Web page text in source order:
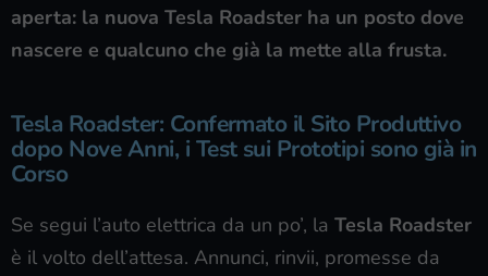
aperta: la nuova Tesla Roadster ha un posto dove
nascere e qualcuno che già la mette alla frusta.
Tesla Roadster: Confermato il Sito Produttivo
dopo Nove Anni, i Test sui Prototipi sono già in
Corso
Se segui l’auto elettrica da un po’, la Tesla Roadster
è il volto dell’attesa. Annunci, rinvii, promesse da